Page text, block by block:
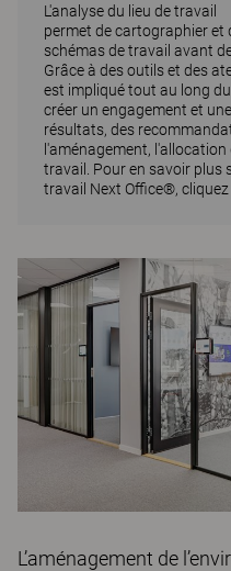
L'analyse du lieu de travail
permet de cartographier et
schémas de travail avant
Grâce à des outils et des
est impliqué tout au long
créer un engagement et
résultats, des
l'aménagement, l'allocation
travail. Pour en savoir plus
travail Next Office®, cliquez
L’aménagement de